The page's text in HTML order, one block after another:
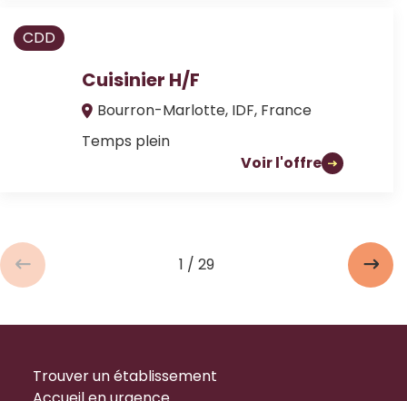
CDD
Cuisinier H/F
Bourron-Marlotte, IDF, France
Temps plein
Voir l'offre
1 / 29
Trouver un établissement